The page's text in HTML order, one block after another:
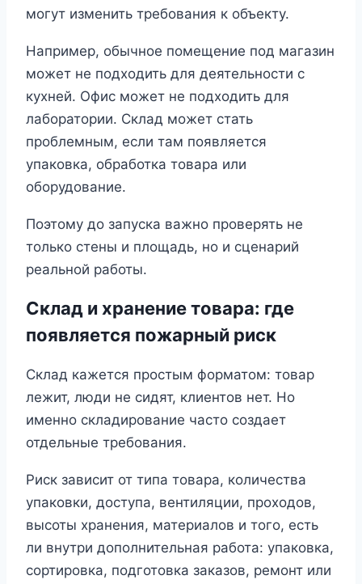
могут изменить требования к объекту.
Например, обычное помещение под магазин
может не подходить для деятельности с
кухней. Офис может не подходить для
лаборатории. Склад может стать
проблемным, если там появляется
упаковка, обработка товара или
оборудование.
Поэтому до запуска важно проверять не
только стены и площадь, но и сценарий
реальной работы.
Склад и хранение товара: где
появляется пожарный риск
Склад кажется простым форматом: товар
лежит, люди не сидят, клиентов нет. Но
именно складирование часто создает
отдельные требования.
Риск зависит от типа товара, количества
упаковки, доступа, вентиляции, проходов,
высоты хранения, материалов и того, есть
ли внутри дополнительная работа: упаковка,
сортировка, подготовка заказов, ремонт или